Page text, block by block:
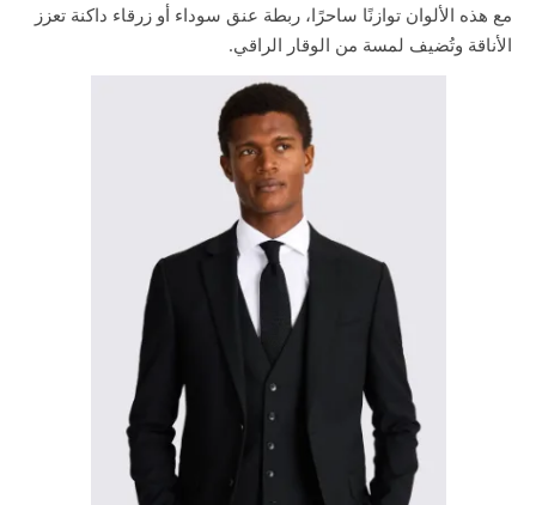
مع هذه الألوان توازنًا ساحرًا، ربطة عنق سوداء أو زرقاء داكنة تعزز
الأناقة وتُضيف لمسة من الوقار الراقي.